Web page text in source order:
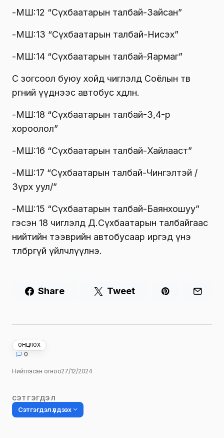
-МШ:12 “Сүхбаатарын талбай-Зайсан”
-МШ:13 “Сүхбаатарын талбай-Нисэх”
-МШ:14 “Сүхбаатарын талбай-Яармаг”
С зогсоол буюу хойд чиглэлд Соёлын төв
өргөөний үүднээс автобус хөдөлнө.
-МШ:18 “Сүхбаатарын талбай-3,4-р
хороолол”
-МШ:16 “Сүхбаатарын талбай-Хайлааст”
-МШ:17 “Сүхбаатарын талбай-Чингэлтэй /
Зүрх уул/”
-МШ:15 “Сүхбаатарын талбай-Баянхошуу”
гэсэн 18 чиглэлд Д.Сүхбаатарын талбайгаас
нийтийн тээврийн автобусаар иргэд үнэ
төлбөргүй үйлчлүүлнэ.
Share Tweet
ОНЦЛОХ
0
Нийтлэсэн огноо27/12/2024
СЭТГЭГДЭЛ
Сэтгэгдэл үлдээх